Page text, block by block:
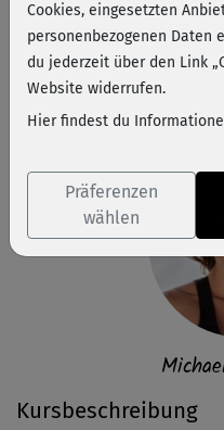
Kursbeschreibung
24 Min
119 kcal
Michaela Süßbauer
Matte, 2 Hanteln oder
Cookies, eingesetzten
personenbezogenen Daten
du jederzeit über den Link
Website widerrufen.
Hier findest du
Präferenzen
wählen